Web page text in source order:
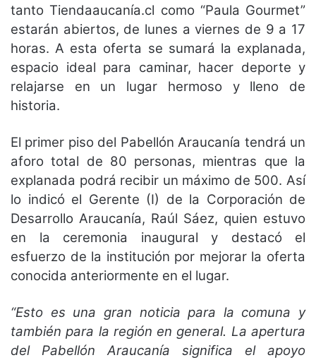
tanto Tiendaaucanía.cl como “Paula Gourmet”
estarán abiertos, de lunes a viernes de 9 a 17
horas. A esta oferta se sumará la explanada,
espacio ideal para caminar, hacer deporte y
relajarse en un lugar hermoso y lleno de
historia.
El primer piso del Pabellón Araucanía tendrá un
aforo total de 80 personas, mientras que la
explanada podrá recibir un máximo de 500. Así
lo indicó el Gerente (I) de la Corporación de
Desarrollo Araucanía, Raúl Sáez, quien estuvo
en la ceremonia inaugural y destacó el
esfuerzo de la institución por mejorar la oferta
conocida anteriormente en el lugar.
“Esto es una gran noticia para la comuna y
también para la región en general. La apertura
del Pabellón Araucanía significa el apoyo